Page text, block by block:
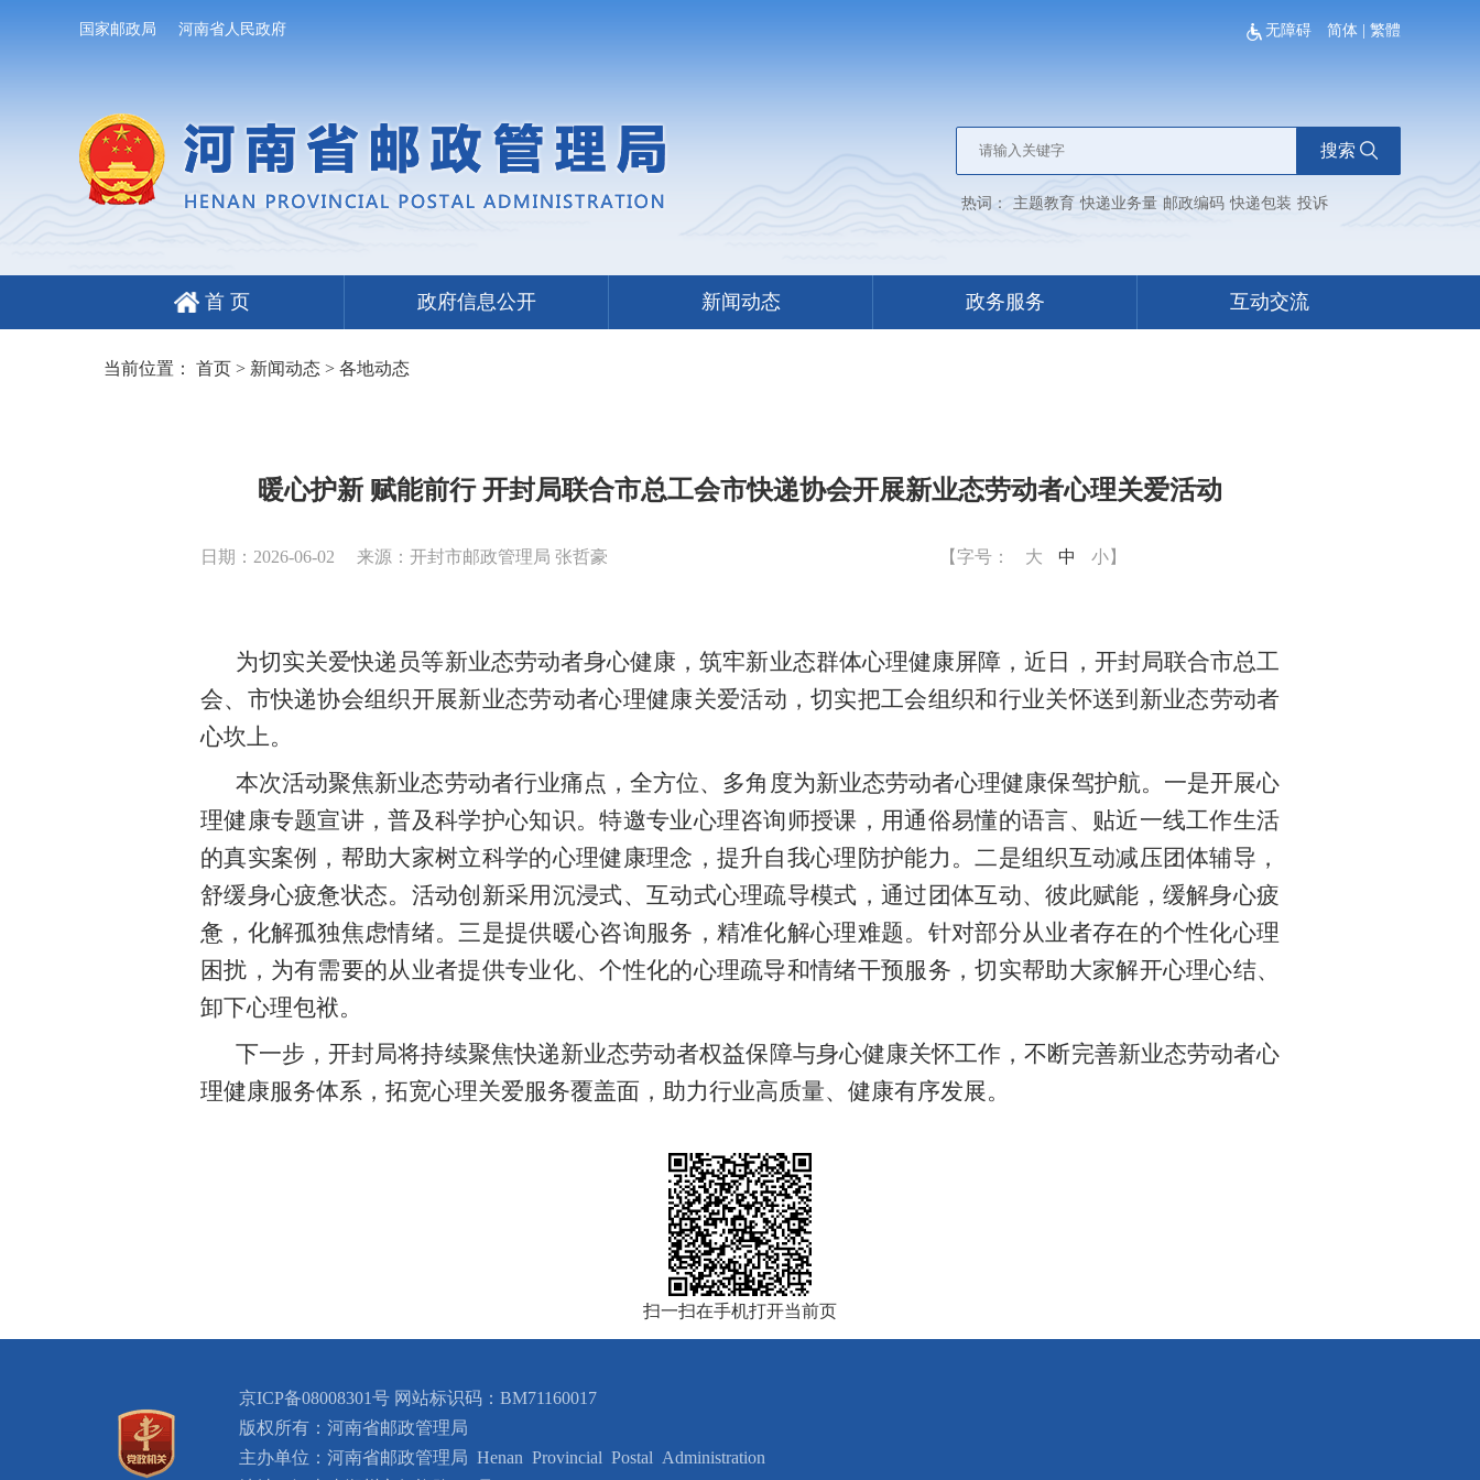
国家邮政局 河南省人民政府 无障碍 简体 繁體
搜索
热词： 主题教育 快递业务量 邮政编码 快递包装 投诉
首 页 政府信息公开 新闻动态 政务服务 互动交流
当前位置： 首页> 新闻动态> 各地动态
暖心护新 赋能前行 开封局联合市总工会市快递协会开展新业态劳动者心理关爱活动
日期：2026-06-02 来源：开封市邮政管理局 张哲豪 【字号： 大 中 小】
为切实关爱快递员等新业态劳动者身心健康，筑牢新业态群体心理健康屏障，近日 ，开封局联合市总工
会、市快递协会组织开展新业态劳动者心理健康关爱活动，切实把工会组织和行业关怀送到新业态劳动者
心坎上。
本次活动聚焦新业态劳动者行业痛点，全方位、多角度为新业态劳动者心理健康保驾护航。 一是开展心
理健康专题宣讲，普及科学护心知识。特邀专业心理咨询师授课，用通俗易懂的语言、贴近一线工作生活
的真实案例，帮助大家树立科学的心理健康理念，提升自我心理防护能力。二是组织互动减压团体辅导，
舒缓身心疲惫状态。活动创新采用沉浸式、互动式心理疏导模式，通过团体互动、彼此赋能，缓解身心疲
惫，化解孤独焦虑情绪。三是提供暖心咨询服务，精准化解心理难题。针对部分从业者存在的个性化心理
困扰，为有需要的从业者提供专业化、个性化的心理疏导和情绪干预服务，切实帮助大家解开心理心结、
卸下心理包袱。
下一步，开封局将持续聚焦快递新业态劳动者权益保障与身心健康关怀工作，不断完善新业态劳动者心
理健康服务体系，拓宽心理关爱服务覆盖面 ， 助力行业高质量、健康有序发展。
扫一扫在手机打开当前页
京ICP备08008301号 网站标识码：BM71160017
版权所有：河南省邮政管理局
主办单位：河南省邮政管理局 Henan Provincial Postal Administration